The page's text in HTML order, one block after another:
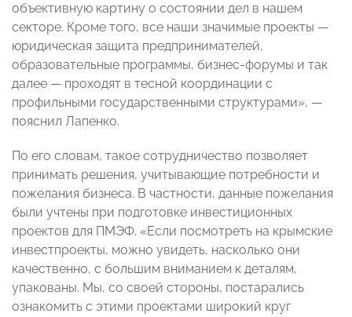
объективную картину о состоянии дел в нашем
секторе. Кроме того, все наши значимые проекты —
юридическая защита предпринимателей,
образовательные программы, бизнес-форумы и так
далее — проходят в тесной координации с
профильными государственными структурами», —
пояснил Лапенко.
По его словам, такое сотрудничество позволяет
принимать решения, учитывающие потребности и
пожелания бизнеса. В частности, данные пожелания
были учтены при подготовке инвестиционных
проектов для ПМЭФ. «Если посмотреть на крымские
инвестпроекты, можно увидеть, насколько они
качественно, с большим вниманием к деталям,
упакованы. Мы, со своей стороны, постарались
ознакомить с этими проектами широкий круг